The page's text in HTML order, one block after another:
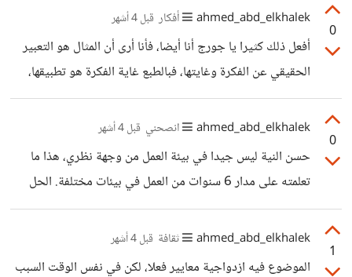
لماذا يضيعون وقتهم، هذا علم لا ينفع، ماذا استفادت البشرية،
وكل ذلك الكلام المشابه الذي يجعلك تشفق على صاحبه، ويضم
ذلك علوم الفضاء مثلا وعلوم الحفريات وما شابه. وكأنهم لا
يدركون أن كافة الاكتشافات البشرية التي يبحث عنها هو بنفسه
0
ahmed_abd_elkhalek أفكار قبل 4 أشهر
أفعل ذلك كثيرا يا جورج أنا أيضا، فأنا أرى أن المثال هو التعبير
الحقيقي عن الفكرة وغايتها، فبالطبع غاية الفكرة هو تطبيقها،
وبما أنك طبقتها في مثال واقعي، فتالع لنناقشها إئا لنعرف إذا ما
كانت ملائمة أم لا. كما تقول أنت أن عقولنا تهرب من التفكير
التجريدي لأنه مرهق، وهذا حقيقي طبعا، فكيف لشخص أن
يناقش فكرة مجردة أو يثبت صحة أي فكرة بدون مثال! الأمر في
غاية الصعوبة. لذا فأنا من هؤلاء الذي يركزون على المثال
0
ahmed_abd_elkhalek انصحني قبل 4 أشهر
حسن النية ليس جيدا في بيئة العمل من وجهة نظري، هذا ما
تعلمته على مدار 6 سنوات من العمل في بيئات مختلفة. الحل
الآن ليس التبرير بل المواجهة، اتخذي خطوة جريئة وكلميها
مباشرة بشكل هاديء وأخبريها بأنك كنت مضغوطة من الشغل
وتكلمتِ بدون قصد لإساءة أو أي شيء،. أما بالنسبة للبافي
1
ahmed_abd_elkhalek ثقافة قبل 4 أشهر
الموضوع فيه ازدواجية معايير فعلا، لكن في نفس الوقت السبب